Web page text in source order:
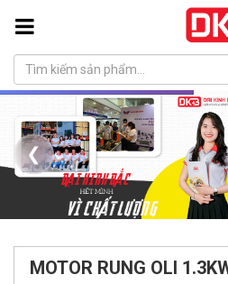
❮
MOTOR RUNG OLI